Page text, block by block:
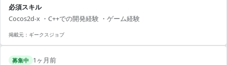
必須スキル
Cocos2d-x ・C++での開発経験 ・ゲーム経験
掲載元： ギークスジョブ
募集中 1ヶ月前